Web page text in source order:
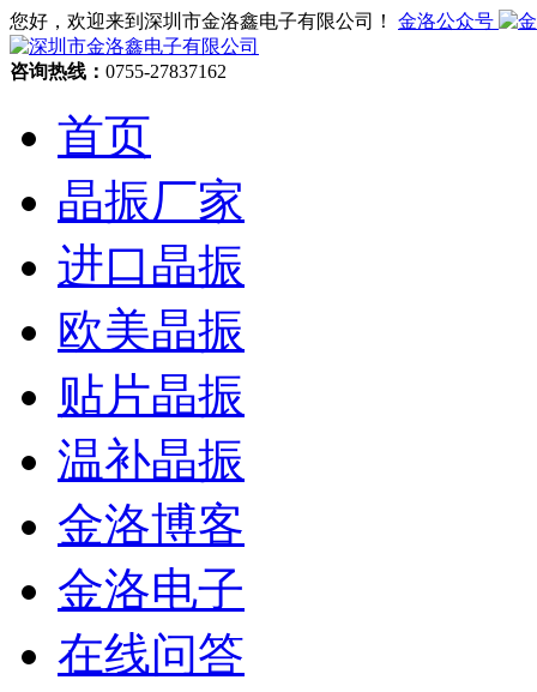
您好，欢迎来到深圳市金洛鑫电子有限公司！ 金洛公众号
咨询热线： 0755-27837162
首页
晶振厂家
进口晶振
欧美晶振
贴片晶振
温补晶振
金洛博客
金洛电子
在线问答